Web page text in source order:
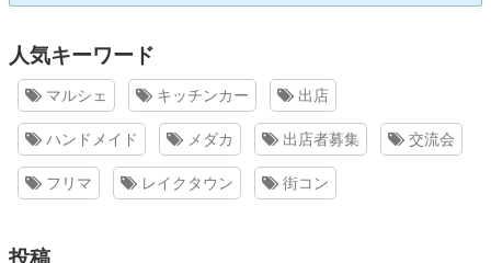
人気キーワード
マルシェ キッチンカー 出店
ハンドメイド メダカ 出店者募集 交流会
フリマ レイクタウン 街コン
投稿